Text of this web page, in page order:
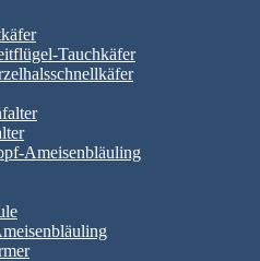
Tauchkäfer
Ameisenbläuling